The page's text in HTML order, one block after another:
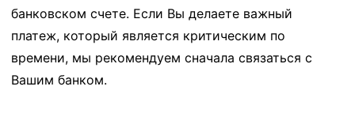
банковском счете. Если Вы делаете важный
платеж, который является критическим по
времени, мы рекомендуем сначала связаться с
Вашим банком.